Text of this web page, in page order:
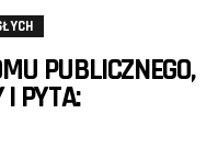
PUBLICZNEGO,
I PYTA: